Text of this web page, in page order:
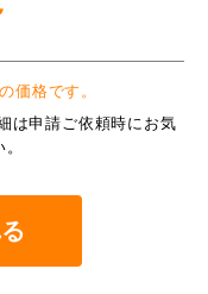
価格です。
は申請ご依頼時にお気